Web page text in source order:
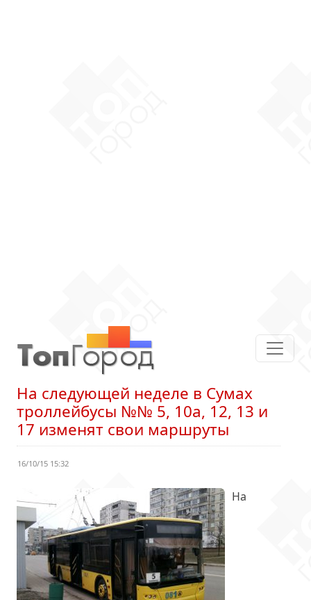
На следующей неделе в Сумах
троллейбусы №№ 5, 10а, 12, 13 и
17 изменят свои маршруты
16/10/15 15:32
На